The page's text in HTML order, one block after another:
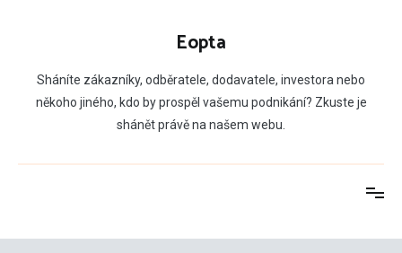
Eopta
Sháníte zákazníky, odběratele, dodavatele, investora nebo
někoho jiného, kdo by prospěl vašemu podnikání? Zkuste je
shánět právě na našem webu.